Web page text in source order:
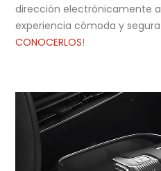
dirección electrónicamente
experiencia cómoda y segura
CONOCERLOS!